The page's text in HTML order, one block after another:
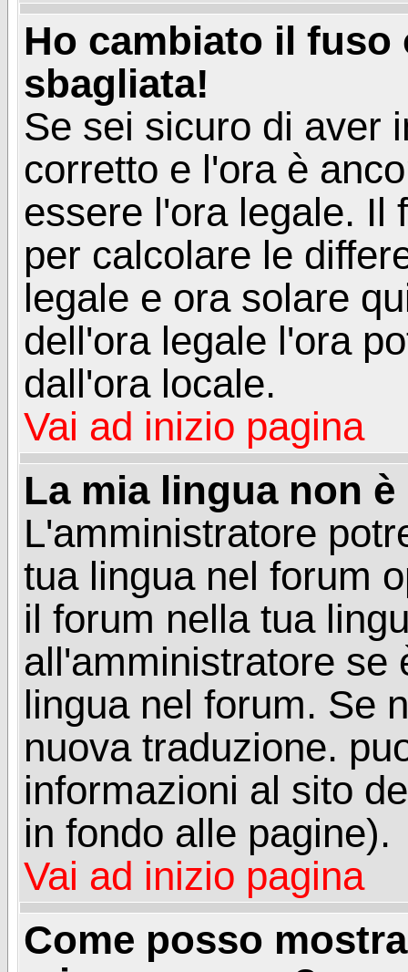
Ho cambiato il fuso
sbagliata!
Se sei sicuro di aver
corretto e l'ora è
essere l'ora legale. Il
per calcolare le
legale e ora solare
dell'ora legale l'ora
dall'ora locale.
Vai ad inizio pagina
La mia lingua non
L'amministratore
tua lingua nel forum
il forum nella tua
all'amministratore se
lingua nel forum. Se
nuova traduzione.
informazioni al sito
in fondo alle pagine).
Vai ad inizio pagina
Come posso